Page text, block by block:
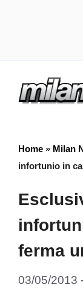
Home » Milan
infortunio in
ferma
03/05/2013